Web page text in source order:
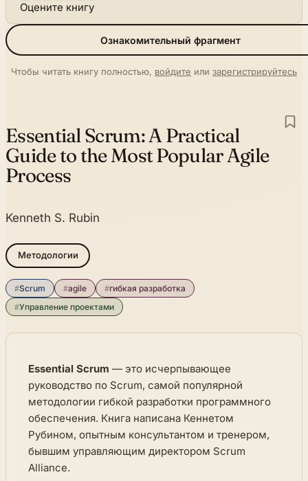
Оцените книгу
Ознакомительный фрагмент
Чтобы читать книгу полностью, войдите или зарегистрируйтесь
Essential Scrum:A Practical
Guide to the Most Popular Agile
Process
Kenneth S. Rubin
Методологии
#Scrum #agile #гибкая разработка
#Управление проектами
Essential Scrum — это исчерпывающее
руководство по Scrum, самой популярной
методологии гибкой разработки программного
обеспечения. Книга написана Кеннетом
Рубином, опытным консультантом и тренером,
бывшим управляющим директором Scrum
Alliance.